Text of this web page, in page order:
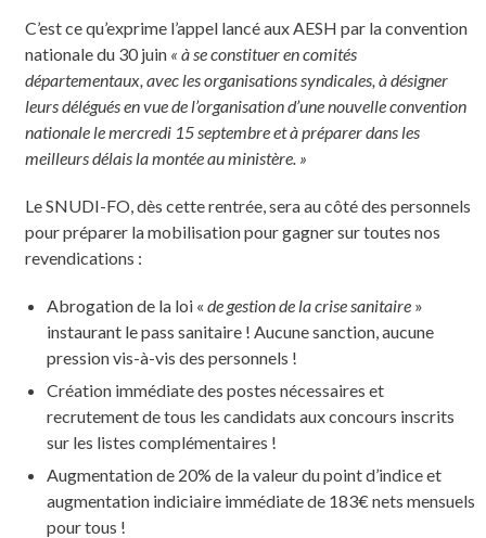
C’est ce qu’exprime l’appel lancé aux AESH par la convention
nationale du 30 juin « à se constituer en comités
départementaux, avec les organisations syndicales, à désigner
leurs délégués en vue de l’organisation d’une nouvelle convention
nationale le mercredi 15 septembre et à préparer dans les
meilleurs délais la montée au ministère. »
Le SNUDI-FO, dès cette rentrée, sera au côté des personnels
pour préparer la mobilisation pour gagner sur toutes nos
revendications :
Abrogation de la loi « de gestion de la crise sanitaire »
instaurant le pass sanitaire ! Aucune sanction, aucune
pression vis-à-vis des personnels !
Création immédiate des postes nécessaires et
recrutement de tous les candidats aux concours inscrits
sur les listes complémentaires !
Augmentation de 20% de la valeur du point d’indice et
augmentation indiciaire immédiate de 183€ nets mensuels
pour tous !